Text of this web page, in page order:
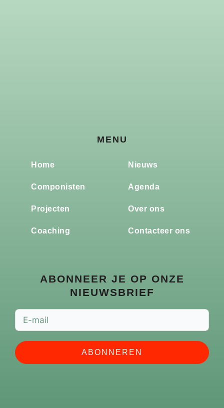
MENU
Home
Componisten
Projecten
Coaching
Nieuws
Agenda
Over ons
Contacteer ons
ABONNEER JE OP ONZE
NIEUWSBRIEF
ABONNEREN